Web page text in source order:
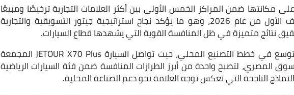
مكانتها ضمن المراكز الخمس الأولى بين أكثر العلامات التجارية ترخيصًا ومبيعًا
في السوق المصري خلال النصف الأول من عام 2026، وهو ما يؤكد نجاح استراتيجية جيتور التسويقية والتجارية
نتائج متميزة في ظل المنافسة القوية التي يشهدها قطاع السيارات.
ويأتي هذا النجاح بالتوازي مع التوسع في خطط التصنيع المحلي، حيث تواصل السيارة JETOUR X70 Plus المجمعة
المصري، لتصبح واحدة من أبرز الطرازات المنافسة ضمن فئة السيارات الرياضية